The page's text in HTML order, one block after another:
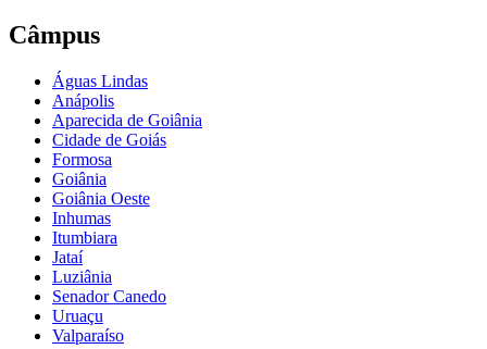
Câmpus
Águas Lindas
Anápolis
Aparecida de Goiânia
Cidade de Goiás
Formosa
Goiânia
Goiânia Oeste
Inhumas
Itumbiara
Jataí
Luziânia
Senador Canedo
Uruaçu
Valparaíso